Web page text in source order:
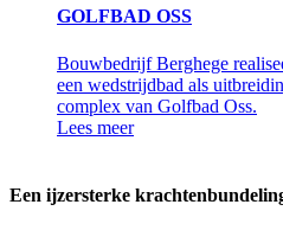
GOLFBAD OSS
Bouwbedrijf Berghege
een wedstrijdbad als
complex van Golfbad Oss.
Lees meer
Een ijzersterke